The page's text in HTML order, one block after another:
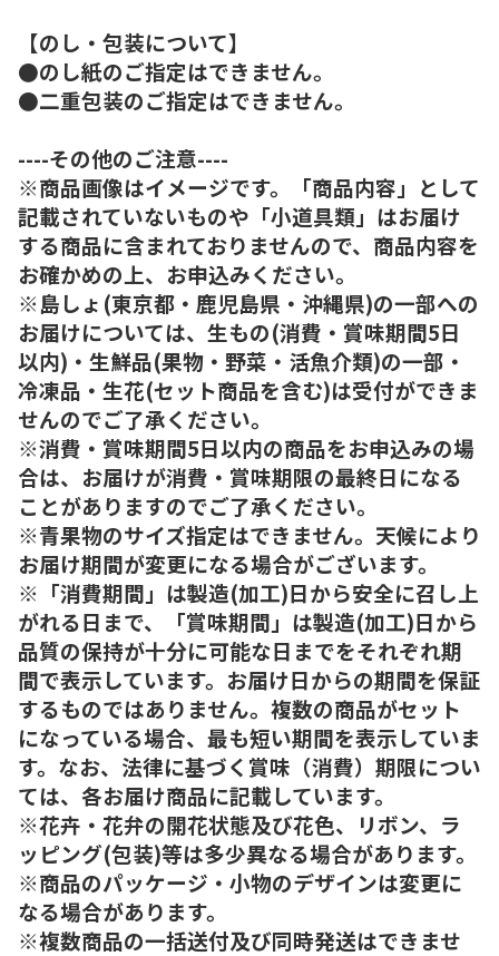
【のし・包装について】
●のし紙のご指定はできません。
●二重包装のご指定はできません。
----その他のご注意----
※商品画像はイメージです。「商品内容」として
記載されていないものや「小道具類」はお届け
する商品に含まれておりませんので、商品内容を
お確かめの上、お申込みください。
※島しょ(東京都・鹿児島県・沖縄県)の一部への
お届けについては、生もの(消費・賞味期間5日
以内)・生鮮品(果物・野菜・活魚介類)の一部・
冷凍品・生花(セット商品を含む)は受付ができま
せんのでご了承ください。
※消費・賞味期間5日以内の商品をお申込みの場
合は、お届けが消費・賞味期限の最終日になる
ことがありますのでご了承ください。
※青果物のサイズ指定はできません。天候により
お届け期間が変更になる場合がございます。
※「消費期間」は製造(加工)日から安全に召し上
がれる日まで、「賞味期間」は製造(加工)日から
品質の保持が十分に可能な日までをそれぞれ期
間で表示しています。お届け日からの期間を保証
するものではありません。複数の商品がセット
になっている場合、最も短い期間を表示していま
す。なお、法律に基づく賞味（消費）期限につい
ては、各お届け商品に記載しています。
※花卉・花弁の開花状態及び花色、リボン、ラ
ッピング(包装)等は多少異なる場合があります。
※商品のパッケージ・小物のデザインは変更に
なる場合があります。
※複数商品の一括送付及び同時発送はできませ